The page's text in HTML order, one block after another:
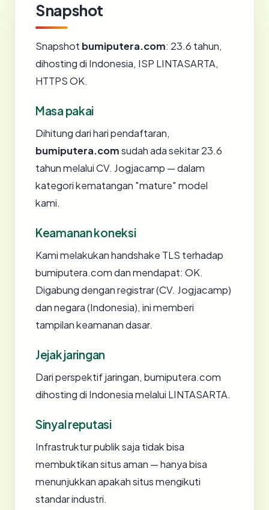
Snapshot
Snapshot bumiputera.com: 23.6 tahun,
dihosting di Indonesia, ISP LINTASARTA,
HTTPS OK.
Masa pakai
Dihitung dari hari pendaftaran,
bumiputera.comsudah ada sekitar 23.6
tahun melalui CV. Jogjacamp — dalam
kategori kematangan "mature" model
kami.
Keamanan koneksi
Kami melakukan handshake TLS terhadap
bumiputera.com dan mendapat: OK.
Digabung dengan registrar (CV. Jogjacamp)
dan negara (Indonesia), ini memberi
tampilan keamanan dasar.
Jejak jaringan
Dari perspektif jaringan, bumiputera.com
dihosting di Indonesia melalui LINTASARTA.
Sinyal reputasi
Infrastruktur publik saja tidak bisa
membuktikan situs aman — hanya bisa
menunjukkan apakah situs mengikuti
standar industri.